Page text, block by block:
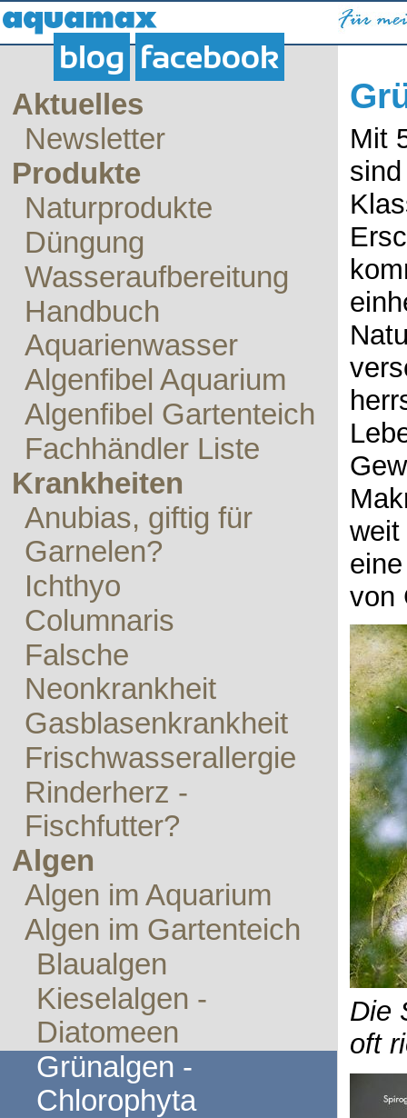
blog facebook
Aktuelles
Newsletter
Produkte
Naturprodukte
Düngung
Wasseraufbereitung
Handbuch
Aquarienwasser
Algenfibel Aquarium
Algenfibel Gartenteich
Fachhändler Liste
Krankheiten
Anubias, giftig für
Garnelen?
Ichthyo
Columnaris
Falsche
Neonkrankheit
Gasblasenkrankheit
Frischwasserallergie
Rinderherz -
Fischfutter?
Algen
Algen im Aquarium
Algen im Gartenteich
Blaualgen
Kieselalgen -
Diatomeen
Grünalgen -
Chlorophyta
Mit
weit
von
Die
oft